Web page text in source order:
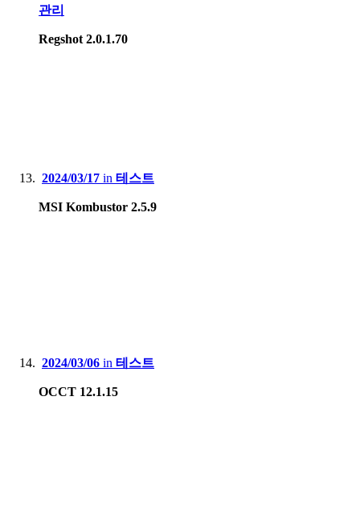
관리
Regshot 2.0.1.70
2024/03/17 in 테스트
MSI Kombustor 2.5.9
2024/03/06 in 테스트
OCCT 12.1.15